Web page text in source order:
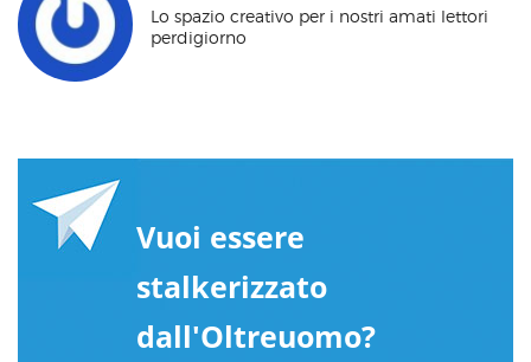
Lo spazio creativo per i nostri amati lettori
perdigiorno
Vuoi essere
stalkerizzato
dall'Oltreuomo?